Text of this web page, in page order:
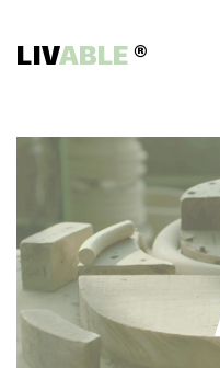
LIVABLE®